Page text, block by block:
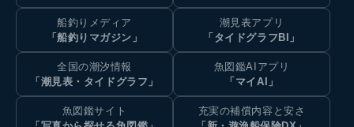
船釣りメディア
「船釣りマガジン」
潮見表アプリ
「タイドグラフBI」
全国の潮汐情報
「潮見表・タイドグラフ」
魚図鑑AIアプリ
「マイAI」
魚図鑑サイト
充実の補償内容と安さ